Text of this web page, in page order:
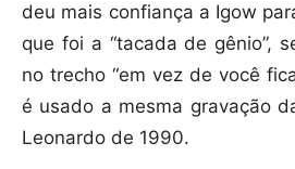
deu mais confiança a Igow
que foi a “tacada de gênio”,
no trecho “em vez de você
é usado a mesma gravação
Leonardo de 1990.